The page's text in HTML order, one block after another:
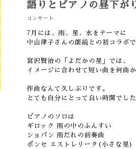
語りとピアノの昼下が
コンサート
7月には、雨、星、水をテーマに
中山律子さんの朗読との初コラボで
宮沢賢治の「よだかの星」では、
イメージに合わせて短い曲を何曲
作曲なんて久しぶりです。
とても自分にとって良い時間でした
ピアノのソロは
ギロック 雨の中のふんすい
ショパン 雨だれの前奏曲
ポンセ エストレリータ(小さな星)